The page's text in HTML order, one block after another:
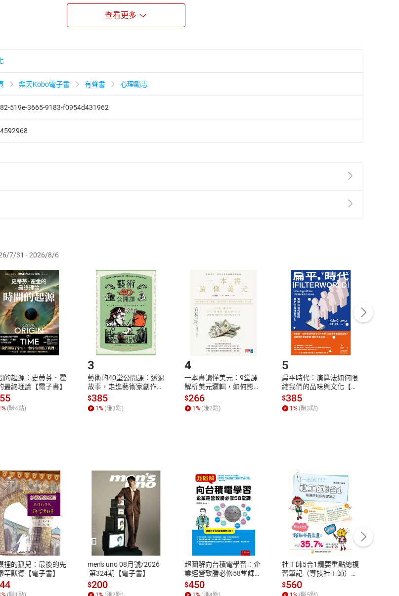
人所需要的一本指南……神采翩翩，充滿趣聞軼事及各種生活風格小秘訣……對於想擁有可仿效的法式模
女人，本書的生動及流露的誠意可引起他們的共鳴。」——紐約時報
，同時也是人氣部落格生活行家（The Daily Connoisseur）的作者兼編輯，在部落格中介紹細緻的生活
莫尼卡市。
從事科技翻譯十餘年，並譯有《每個妻子都該有的六任丈夫》、《放手畫禪繞》、《頭條殺機》和《向
學居家》及《向巴黎夫人學風姿》等書。http://cochang.blogspot.tw/
鑑定，珠寶設計作品曾獲國際設計比賽獎項。
《酒客》專任編輯，歷經主編、總編輯等職務，並多次應邀擔任國際性酒展評審。著有：《葡萄酒賞
酒絮語》、《我愛香檳：陳匡民的香檳賞味誌》（積木文化出版）等作品，譯作有《新世紀日本威士忌
、《大吟釀100》等。深信美食、美酒、風格服飾等，都是打造美好日常的不可或缺元素。致力於推廣
dans Sa Peau」是什麼
嗎︱化身「時尚夫人」
事的動力︱鉅細靡遺｜化妝室檢查清單︱
表範例︱上班族的清潔時間表
摺法︱做家事不是比賽
︱打造你的招牌造型︱早晨美容例行工作
性時尚秘訣︱招牌飲料｜早餐︱
歸原處｜運動：時尚的運動服︱出門
辦公空間︱午餐︱適合午後的香氛蠟燭
︱精神不濟對策︱當日整理任務
郵件︱繳納帳單︱下午茶︱選茶指南
正式的下午茶︱茶會花束︱花卉
碌的日子︱回家路上聽的專輯
查看更多
樂天Kobo電子書 有聲書 心理勵志
519e-3665-9183-f0954d431962
條第1項後段暨通訊交易解除權合理例外情事適用準則第2條第5款之規定，「非以有形媒介提供之數位
品即代表知悉本店鋪所銷售之商品為電子書，屬非以有形媒介提供之數位內容，消費者同意若訂購後
請求退貨退款。
理退貨時，請登入樂天市場，並於「我的訂單」中點選「瀏覽訂單明細」
「申請取消訂單/退
行審核，待審核通過後將為您辦理退款事宜。
單為單位進行取消/退貨，恕無法以單支商品取消/退貨。
放入購物車
Shopping cart
登入帳號
Login
付款方式
Payment
完成訂單
Complete
？
Step2.登入帳號，下載書籍後看書
、AFTEE
退換貨規範
本店是否提供消費者保護法七日猶豫期
之權利，遽消費者保護法及通訊交易解
除權合理例外情事適用準則，依商品性
質各有不同規定。詳細退換貨說明請參
客服資訊
服務時間：週一到週五 10:00-12:00、
13:00-17:00 (國定假日及例假日休息)
客服電話：0080-1857077
7/31 - 2026/8/6
的起源：史蒂芬．霍
最終理論【電子書】
% (賺4點)
3
藝術的40堂公開課：透過
故事，走進藝術家創作現
場，看藝術如何誕生、如
何形塑人類生活【電子
書】
$385
1 % (賺3點)
4
一本書讀懂美元：9堂課
解析美元邏輯，如何影響
全球經濟和每個人的投資
【電子書】
$266
1% (賺2點)
5
扁平時代：演算法如何限
縮我們的品味與文化【電
子書】
$385
1% (賺3點)
裡的孤兒：最後的先
罕默德【電子書】
men's uno 08月號/2026
第324期【電子書】
$200
超圖解向台積電學習：企
業經營致勝必修58堂課
【電子書】
$450
社工師5合1精要重點總複
習筆記（專技社工師）
【電子書】
$560